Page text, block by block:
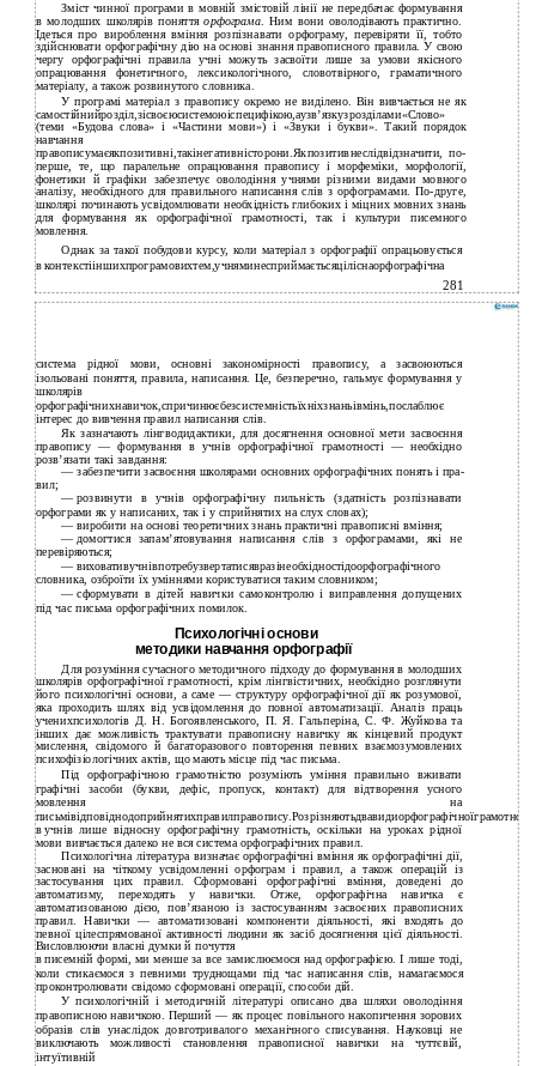
Зміст чинної програми в мовній змістовій лінії не передбачає формування
в молодших школярів поняттяорфограма. Ним вони оволодівають практично.
Ідеться про вироблення вміння розпізнавати орфограму, перевіряти її, тобто
здійснювати орфографічну дію на основі знання правописного правила. У свою
чергу орфографічні правила учні можуть засвоїти лише за умови якісного
опрацювання фонетичного, лексикологічного, словотвірного, граматичного
матеріалу, а також розвинутого словника.
У програмі матеріал з правопису окремо не виділено. Він вивчається не як
самостійнийрозділ,зісвоєюсистемоюіспецифікою,аузв’язкузрозділами«Слово»
(теми «Будова слова» і «Частини мови») і «Звуки і букви». Такий порядок
навчання
правописумаєякпозитивні,такінегативністорони.Якпозитивнеслідвідзначити, по-
перше, те, що паралельне опрацювання правопису і морфеміки, морфології,
фонетики й графіки забезпечує оволодіння учнями різними видами мовного
аналізу, необхідного для правильного написання слів з орфограмами. По-друге,
школярі починають усвідомлювати необхідність глибоких і міцних мовних знань
для формування як орфографічної грамотності, так і культури писемного
мовлення.
Однак за такої побудови курсу, коли матеріал з орфографії опрацьовується
в контекстііншихпрограмовихтем,учняминесприймаєтьсяціліснаорфографічна
281
система рідної мови, основні закономірності правопису, а засвоюються
ізольовані поняття, правила, написання. Це, безперечно, гальмує формування у
школярів
орфографічнихнавичок,спричинюєбезсистемністьїхніхзнаньівмінь,послаблює
інтерес до вивчення правил написання слів.
Як зазначають лінгводидактики, для досягнення основної мети засвоєння
правопису — формування в учнів орфографічної грамотності — необхідно
розв’язати такі завдання:
— забезпечити засвоєння школярами основних орфографічних понять і пра-
вил;
— розвинути в учнів орфографічну пильність (здатність розпізнавати
орфограми як у написаних, так і у сприйнятих на слух словах);
— виробити на основі теоретичних знань практичні правописні вміння;
— домогтися запам’ятовування написання слів з орфограмами, які не
перевіряються;
— виховативучнівпотребузвертатисявразінеобхідностідоорфографічного
словника, озброїти їх уміннями користуватися таким словником;
— сформувати в дітей навички самоконтролю і виправлення допущених
під час письма орфографічних помилок.
Психологічні основи
методики навчання орфографії
Для розуміння сучасного методичного підходу до формування в молодших
школярів орфографічної грамотності, крім лінгвістичних, необхідно розглянути
його психологічні основи, а саме — структуру орфографічної дії як розумової,
яка проходить шлях від усвідомлення до повної автоматизації. Аналіз праць
ученихпсихологів Д. Н. Богоявленського, П. Я. Гальперіна, С. Ф. Жуйкова та
інших дає можливість трактувати правописну навичку як кінцевий продукт
мислення, свідомого й багаторазового повторення певних взаємозумовлених
психофізіологічних актів, що мають місце під час письма.
Під орфографічною грамотністю розуміють уміння правильно вживати
графічні засоби (букви, дефіс, пропуск, контакт) для відтворення усного
мовлення на
в учнів лише відносну орфографічну грамотність, оскільки на уроках рідної
мови вивчається далеко не вся система орфографічних правил.
Психологічна література визначає орфографічні вміння як орфографічні дії,
засновані на чіткому усвідомленні орфограм і правил, а також операцій із
застосування цих правил. Сформовані орфографічні вміння, доведені до
автоматизму, переходять у навички. Отже, орфографічна навичка є
автоматизованою дією, пов’язаною із застосуванням засвоєних правописних
правил. Навички — автоматизовані компоненти діяльності, які входять до
певної цілеспрямованої активності людини як засіб досягнення цієї діяльності.
Висловлюючи власні думки й почуття
в писемній формі, ми менше за все замислюємося над орфографією. І лише тоді,
коли стикаємося з певними труднощами під час написання слів, намагаємося
проконтролювати свідомо сформовані операції, способи дій.
У психологічній і методичній літературі описано два шляхи оволодіння
правописною навичкою. Перший — як процес повільного накопичення зорових
образів слів унаслідок довготривалого механічного списування. Науковці не
виключають можливості становлення правописної навички на чуттєвій,
інтуїтивній